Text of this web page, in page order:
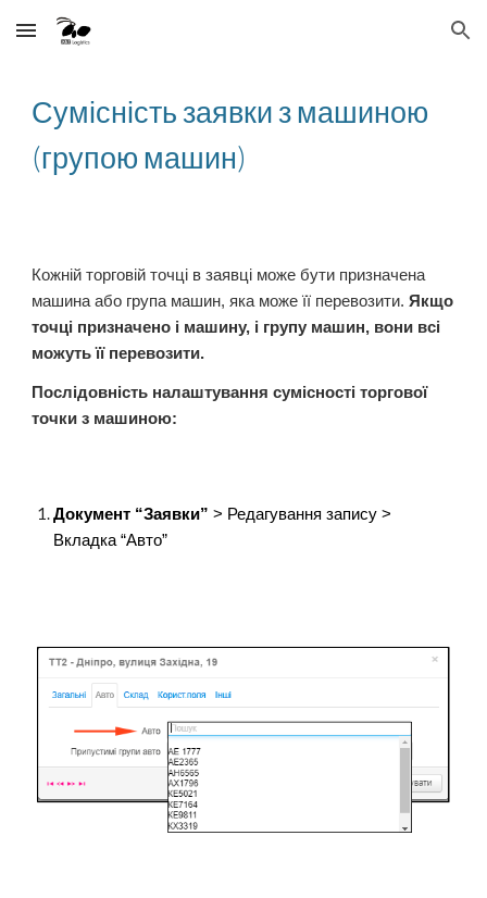
Skip to main content Skip to navigation
Сумісність заявки з машиною
(групою машин)
Кожній торговій точці в заявці може бути призначена
машина або група машин, яка може її перевозити.Якщо
точці призначено і машину, і групу машин, вони всі
можуть її перевозити.
Послідовність налаштування сумісності торгової
точки з машиною:
Документ “Заявки” > Редагування запису >
Вкладка “Авто”